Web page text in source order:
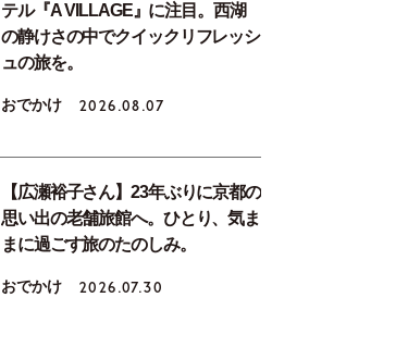
テル『A VILLAGE』に注目。西湖
の静けさの中でクイックリフレッシ
ュの旅を。
おでかけ 2026.08.07
【広瀬裕子さん】23年ぶりに京都の
思い出の老舗旅館へ。ひとり、気ま
まに過ごす旅のたのしみ。
おでかけ 2026.07.30